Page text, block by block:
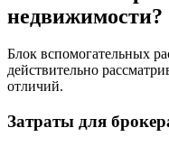
недвижимости?
Блок вспомогательных
действительно
отличий.
Затраты для